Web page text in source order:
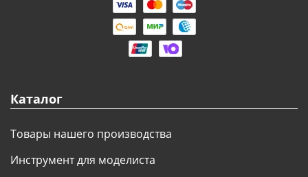
Каталог
Товары нашего производства
Инструмент для моделиста